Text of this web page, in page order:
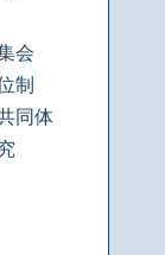
会
制
同体